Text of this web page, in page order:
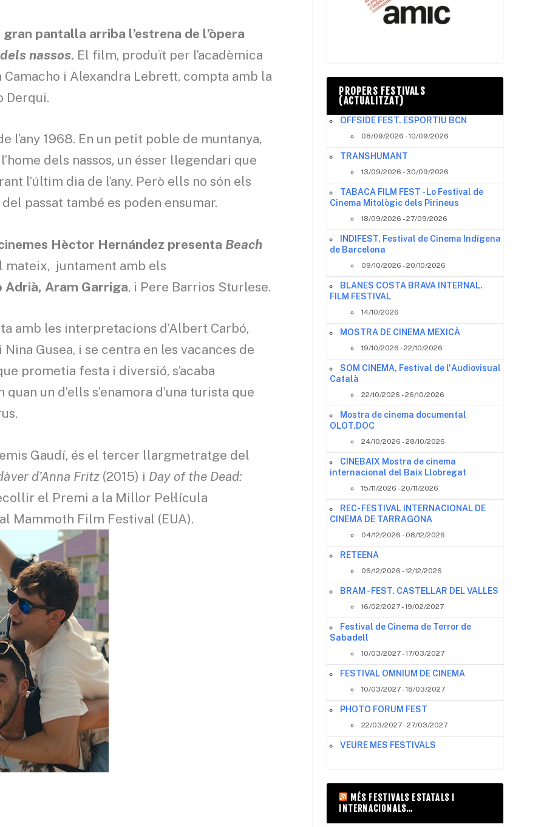
pantalla arriba l’estrena de l’òpera
dels nassos. El film, produït per l’acadèmica
Camacho i Alexandra Lebrett, compta amb la
Derqui.
l’any 1968. En un petit poble de muntanya,
dels nassos, un ésser llegendari que
l’últim dia de l’any. Però ells no són els
passat també es poden ensumar.
Hèctor Hernández presenta Beach
juntament amb els
Adrià, Aram Garriga, i Pere Barrios Sturlese.
amb les interpretacions d’Albert Carbó,
Gusea, i se centra en les vacances de
prometia festa i diversió, s’acaba
un d’ells s’enamora d’una turista que
Gaudí, és el tercer llargmetratge del
d’Anna Fritz (2015) i Day of the Dead:
el Premi a la Millor Pel·lícula
Mammoth Film Festival (EUA).
PROPERS FESTIVALS
(ACTUALITZAT)
OFFSIDE FEST. ESPORTIU BCN
08/09/2026 - 10/09/2026
TRANSHUMANT
13/09/2026 - 30/09/2026
TABACA FILM FEST - Lo Festival de
Cinema Mitològic dels Pirineus
18/09/2026 - 27/09/2026
INDIFEST, Festival de Cinema Indígena
de Barcelona
09/10/2026 - 20/10/2026
BLANES COSTA BRAVA INTERNAL.
FILM FESTIVAL
14/10/2026
MOSTRA DE CINEMA MEXICÀ
19/10/2026 - 22/10/2026
SOM CINEMA, Festival de l'Audiovisual
Català
22/10/2026 - 26/10/2026
Mostra de cinema documental
OLOT.DOC
24/10/2026 - 28/10/2026
CINEBAIX Mostra de cinema
internacional del Baix Llobregat
15/11/2026 - 20/11/2026
REC- FESTIVAL INTERNACIONAL DE
CINEMA DE TARRAGONA
04/12/2026 - 08/12/2026
RETEENA
06/12/2026 - 12/12/2026
BRAM - FEST. CASTELLAR DEL VALLES
16/02/2027 - 19/02/2027
Festival de Cinema de Terror de
Sabadell
10/03/2027 - 17/03/2027
FESTIVAL OMNIUM DE CINEMA
10/03/2027 - 18/03/2027
PHOTO FORUM FEST
22/03/2027 - 27/03/2027
VEURE MES FESTIVALS
MÉS FESTIVALS ESTATALS I
INTERNACIONALS…